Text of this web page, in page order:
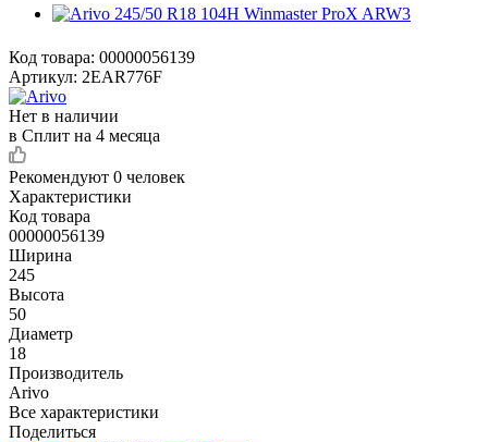
Код товара: 00000056139
Артикул: 2EAR776F
Нет в наличии
в Сплит на 4 месяца
Рекомендуют 0 человек
Характеристики
Код товара
00000056139
Ширина
245
Высота
50
Диаметр
18
Производитель
Arivo
Все характеристики
Поделиться